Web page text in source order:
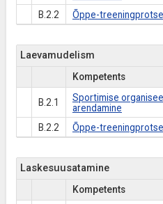
B.2.2 Õppe-
Laevamudelism
Kompetents
B.2.1
Sportimise
arendamine
B.2.2 Õppe-
Laskesuusatamine
Kompetents